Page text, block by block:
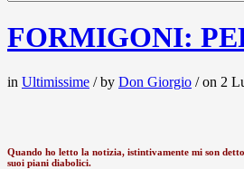
FORMIGONI:
in Ultimissime / by Don Giorgio / on 2
Quando ho letto la notizia, istintivamente mi son
suoi piani diabolici.